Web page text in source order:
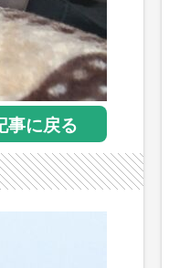
事に戻る